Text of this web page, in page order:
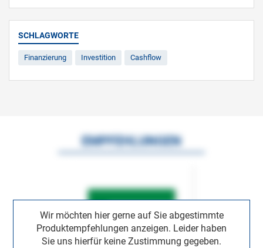
SCHLAGWORTE
Finanzierung Investition Cashflow
Wir möchten hier gerne auf Sie abgestimmte
Produktempfehlungen anzeigen. Leider haben
Sie uns hierfür keine Zustimmung gegeben.
EMPFEHLUNGEN